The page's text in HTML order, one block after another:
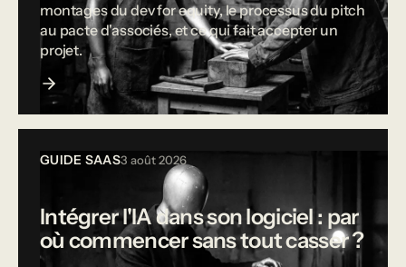
montages du dev for equity, le processus du pitch
au pacte d'associés, et ce qui fait accepter un
projet.
GUIDE SAAS3 août 2026
Intégrer l'IA dans son logiciel : par
où commencer sans tout casser ?